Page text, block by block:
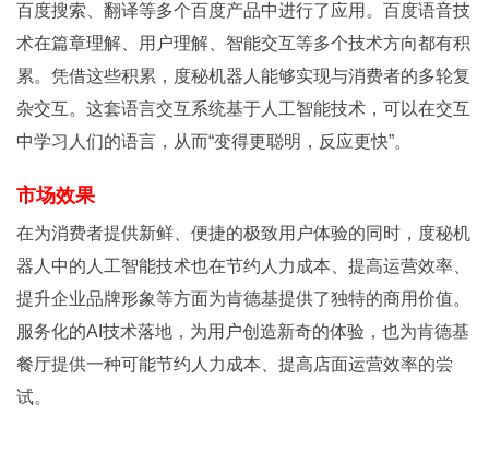
百度搜索、翻译等多个百度产品中进行了应用。百度语音技
术在篇章理解、用户理解、智能交互等多个技术方向都有积
累。凭借这些积累，度秘机器人能够实现与消费者的多轮复
杂交互。这套语言交互系统基于人工智能技术，可以在交互
中学习人们的语言，从而“变得更聪明，反应更快”。
市场效果
在为消费者提供新鲜、便捷的极致用户体验的同时，度秘机
器人中的人工智能技术也在节约人力成本、提高运营效率、
提升企业品牌形象等方面为肯德基提供了独特的商用价值。
服务化的AI技术落地，为用户创造新奇的体验，也为肯德基
餐厅提供一种可能节约人力成本、提高店面运营效率的尝
试。